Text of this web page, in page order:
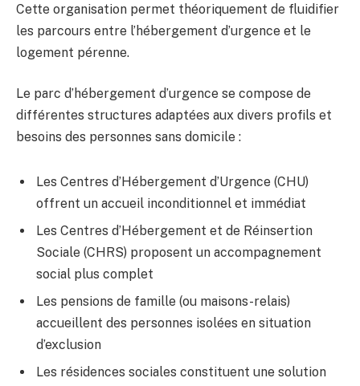
Cette organisation permet théoriquement de fluidifier
les parcours entre l’hébergement d’urgence et le
logement pérenne.
Le parc d’hébergement d’urgence se compose de
différentes structures adaptées aux divers profils et
besoins des personnes sans domicile :
Les Centres d’Hébergement d’Urgence (CHU)
offrent un accueil inconditionnel et immédiat
Les Centres d’Hébergement et de Réinsertion
Sociale (CHRS) proposent un accompagnement
social plus complet
Les pensions de famille (ou maisons-relais)
accueillent des personnes isolées en situation
d’exclusion
Les résidences sociales constituent une solution